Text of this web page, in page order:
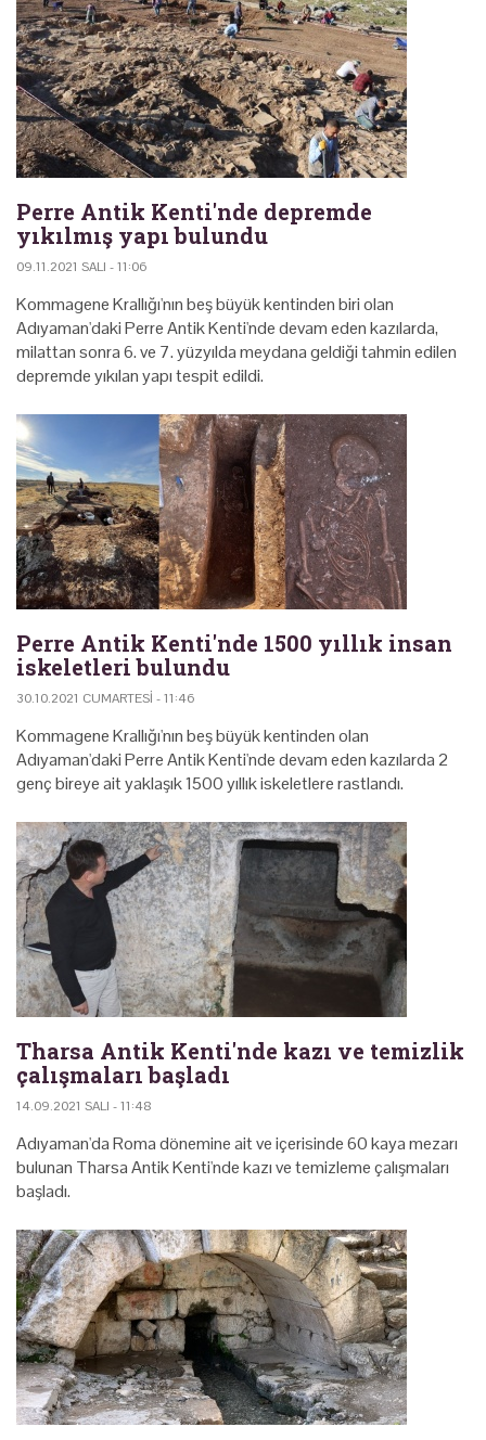
Perre Antik Kenti'nde depremde
yıkılmış yapı bulundu
09.11.2021 SALI - 11:06
Kommagene Krallığı'nın beş büyük kentinden biri olan
Adıyaman'daki Perre Antik Kenti'nde devam eden kazılarda,
milattan sonra 6. ve 7. yüzyılda meydana geldiği tahmin edilen
depremde yıkılan yapı tespit edildi.
Perre Antik Kenti'nde 1500 yıllık insan
iskeletleri bulundu
30.10.2021 CUMARTESI - 11:46
Kommagene Krallığı'nın beş büyük kentinden olan
Adıyaman'daki Perre Antik Kenti'nde devam eden kazılarda 2
genç bireye ait yaklaşık 1500 yıllık iskeletlere rastlandı.
Tharsa Antik Kenti'nde kazı ve temizlik
çalışmaları başladı
14.09.2021 SALI - 11:48
Adıyaman'da Roma dönemine ait ve içerisinde 60 kaya mezarı
bulunan Tharsa Antik Kenti'nde kazı ve temizleme çalışmaları
başladı.